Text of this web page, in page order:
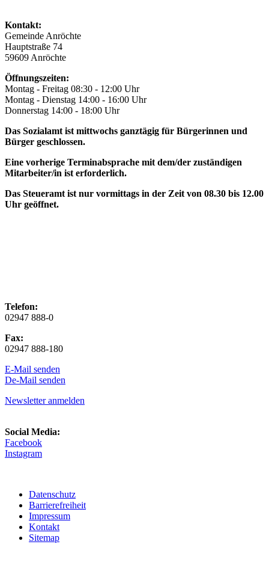
Kontakt:
Gemeinde Anröchte
Hauptstraße 74
59609 Anröchte
Öffnungszeiten:
Montag - Freitag 08:30 - 12:00 Uhr
Montag - Dienstag 14:00 - 16:00 Uhr
Donnerstag 14:00 - 18:00 Uhr
Das Sozialamt ist mittwochs ganztägig für Bürgerinnen und
Bürger geschlossen.
Eine vorherige Terminabsprache mit dem/der zuständigen
Mitarbeiter/in ist erforderlich.
Das Steueramt ist nur vormittags in der Zeit von 08.30 bis 12.00
Uhr geöffnet.
Telefon:
02947 888-0
Fax:
02947 888-180
E-Mail senden
De-Mail senden
Newsletter anmelden
Social Media:
Facebook
Instagram
Datenschutz
Barrierefreiheit
Impressum
Kontakt
Sitemap